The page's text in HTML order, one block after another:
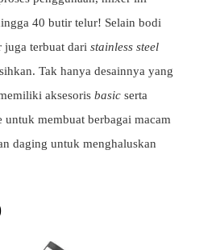
40 butir telur! Selain bodi
terbuat dari stainless steel
Tak hanya desainnya yang
aksesoris basic serta
membuat berbagai macam
daging untuk menghaluskan